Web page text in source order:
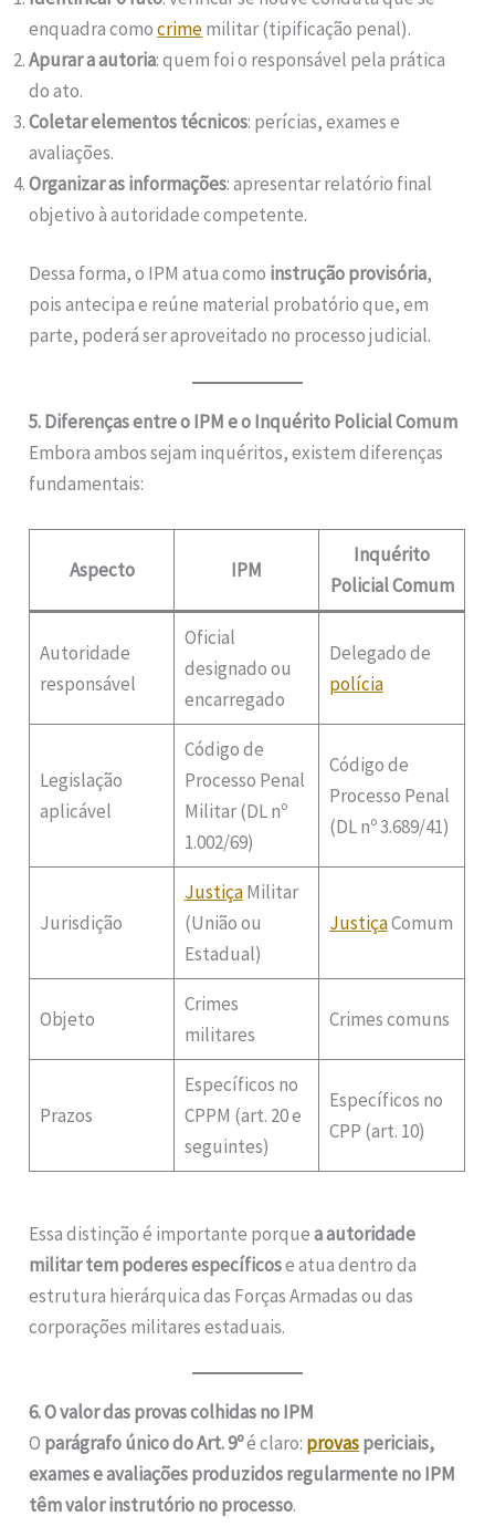
enquadra comocrimemilitar (tipificação penal).
Apurar a autoria: quem foi o responsável pela prática
do ato.
Coletar elementos técnicos: perícias, exames e
avaliações.
Organizar as informações: apresentar relatório final
objetivo à autoridade competente.
Dessa forma, o IPM atua como instrução provisória,
pois antecipa e reúne material probatório que, em
parte, poderá ser aproveitado no processo judicial.
5. Diferenças entre o IPM e o Inquérito Policial Comum
Embora ambos sejam inquéritos, existem diferenças
fundamentais:
Aspecto IPM
Inquérito
Policial Comum
Autoridade
responsável
Oficial
designado ou
encarregado
Delegado de
polícia
Legislação
aplicável
Código de
Processo Penal
Militar (DL nº
1.002/69)
Código de
Processo Penal
(DL nº 3.689/41)
Jurisdição
JustiçaMilitar
(União ou
Estadual)
JustiçaComum
Objeto
Crimes
militares
Crimes comuns
Prazos
Específicos no
CPPM (art. 20 e
seguintes)
Específicos no
CPP (art. 10)
Essa distinção é importante porquea autoridade
militar tem poderes específicose atua dentro da
estrutura hierárquica das Forças Armadas ou das
corporações militares estaduais.
6. O valor das provas colhidas no IPM
O parágrafo único do Art. 9ºé claro: provaspericiais,
exames e avaliações produzidos regularmente no IPM
têm valor instrutório no processo.